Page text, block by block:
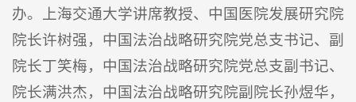
办。上海交通大学讲席教授、中国医院发展研究院
院长许树强，中国法治战略研究院党总支书记、副
院长丁笑梅，中国法治战略研究院党总支副书记、
院长满洪杰，中国法治战略研究院副院长孙煜华，